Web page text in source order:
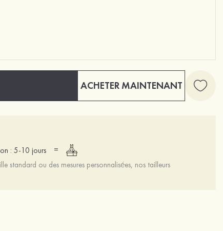
ACHETER MAINTENANT
: 5-10 jours
=
standard ou des mesures personnalisées, nos tailleurs